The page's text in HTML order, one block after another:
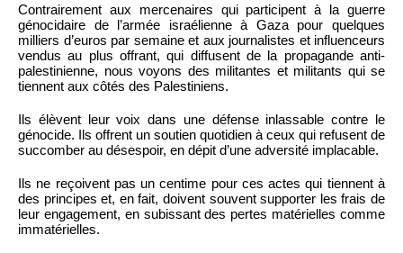
Contrairement aux mercenaires qui participent à la guerre
génocidaire de l’armée israélienne à Gaza pour quelques
milliers d’euros par semaine et aux journalistes et influenceurs
vendus au plus offrant, qui diffusent de la propagande anti-
palestinienne, nous voyons des militantes et militants qui se
tiennent aux côtés des Palestiniens.
Ils élèvent leur voix dans une défense inlassable contre le
génocide. Ils offrent un soutien quotidien à ceux qui refusent de
succomber au désespoir, en dépit d’une adversité implacable.
Ils ne reçoivent pas un centime pour ces actes qui tiennent à
des principes et, en fait, doivent souvent supporter les frais de
leur engagement, en subissant des pertes matérielles comme
immatérielles.